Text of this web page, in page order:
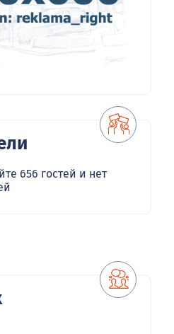
656 гостей и нет